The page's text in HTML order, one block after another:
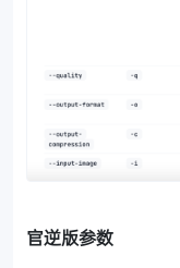
官逆版参数